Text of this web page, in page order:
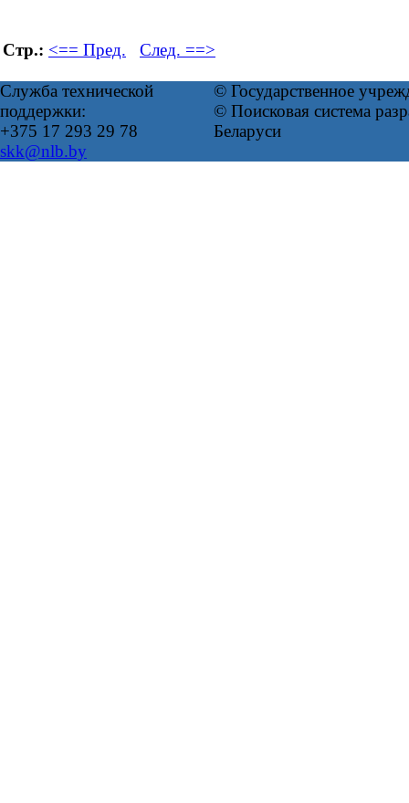
Стр.: <== Пред. След. ==>
Служба технической
поддержки:
+375 17 293 29 78
skk@nlb.by
© Государственное
© Поисковая система
Беларуси